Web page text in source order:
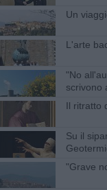
Un
L'arte
"No
scrivono
Il ritratto
Su il
"Grave